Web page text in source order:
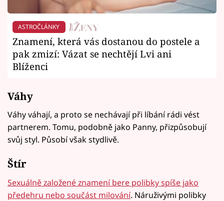
ASTROČLÁNKY
Znamení, která vás dostanou do postele a
pak zmizí: Vázat se nechtějí Lvi ani
Blíženci
Váhy
Váhy váhají, a proto se nechávají při líbání rádi vést
partnerem. Tomu, podobně jako Panny, přizpůsobují
svůj styl. Působí však stydlivě.
Štír
Sexuálně založené znamení bere polibky spíše jako
předehru nebo součást milování. Náruživými polibky